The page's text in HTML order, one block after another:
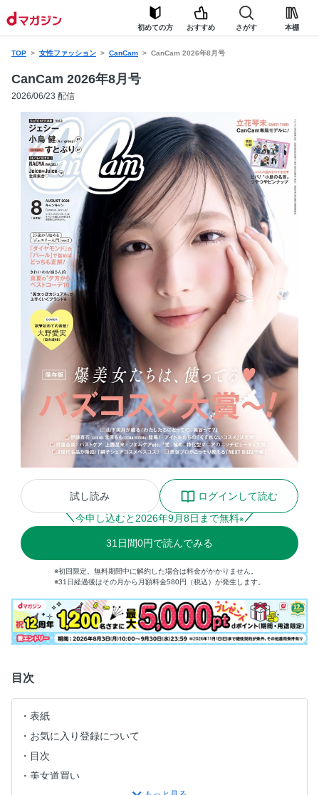
初めての方 おすすめ さがす 本棚
TOP 女性ファッション CanCam CanCam 2026年8月号
CanCam 2026年8月号
2026/06/23 配信
試し読み
ログインして読む
今申し込むと 2026年9月8日まで無料※
31 日間0円で読んでみる
※初回限定。無料期間中に解約した場合は料金がかかりません。
※31日経過後はその月から月額料金580円（税込）が発生します。
目次
表紙
お気に入り登録について
目次
美女道買い